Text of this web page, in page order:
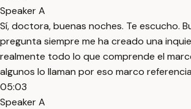
Speaker A
Sí, doctora, buenas noches. Te escucho.
pregunta siempre me ha creado una
realmente todo lo que comprende el
algunos lo llaman por eso marco
05:03
Speaker A